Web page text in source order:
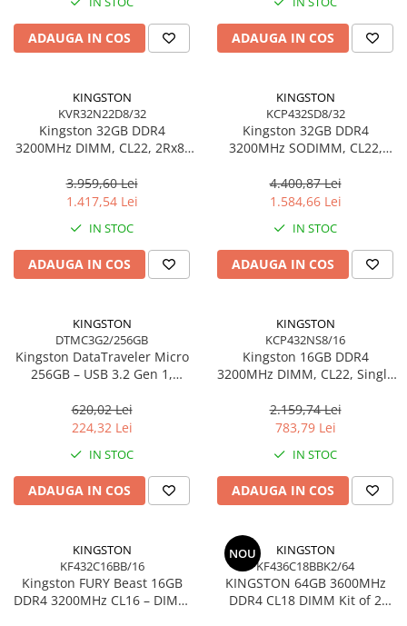
ADAUGA IN COS ADAUGA IN COS
KINGSTON
KVR32N22D8/32
Kingston 32GB DDR4
3200MHz DIMM, CL22, 2Rx8,
3.959,60 Lei
1.417,54 Lei
IN STOC
ADAUGA IN COS
KINGSTON
KCP432SD8/32
Kingston 32GB DDR4
3200MHz SODIMM, CL22,
KCP432SD8/32
4.400,87 Lei
1.584,66 Lei
IN STOC
ADAUGA IN COS
KINGSTON
DTMC3G2/256GB
Kingston DataTraveler Micro
256GB – USB 3.2 Gen 1,
Ultra‑Compact –
DTMC3G2/256GB
620,02 Lei
224,32 Lei
IN STOC
ADAUGA IN COS
KINGSTON
KCP432NS8/16
Kingston 16GB DDR4
3200MHz DIMM, CL22, Single
KCP432NS8/16
2.159,74 Lei
783,79 Lei
IN STOC
ADAUGA IN COS
KINGSTON
KF432C16BB/16
Kingston FURY Beast 16GB
DDR4 3200MHz CL16 – DIMM
NOU
KINGSTON
KF436C18BBK2/64
KINGSTON 64GB 3600MHz
DDR4 CL18 DIMM Kit of 2